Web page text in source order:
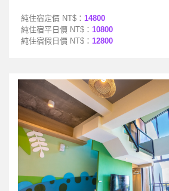
純住宿定價 NT$： 14800
純住宿平日價 NT$： 10800
純住宿假日價 NT$： 12800